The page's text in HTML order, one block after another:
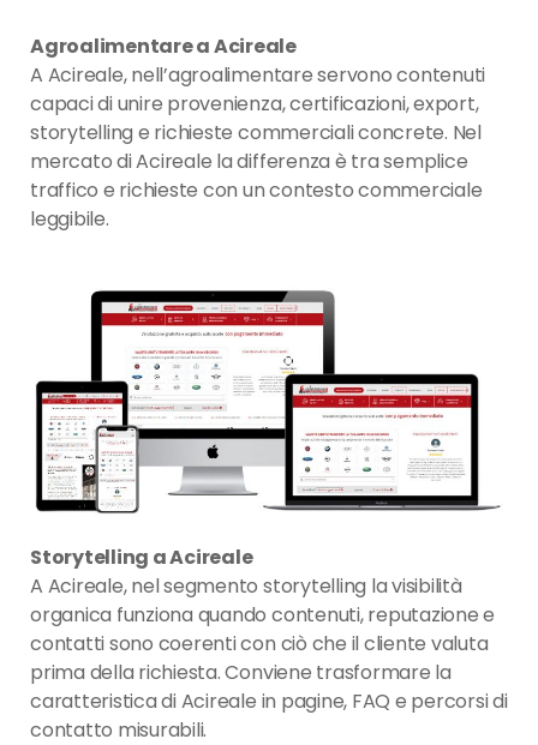
Agroalimentare a Acireale
A Acireale, nell’agroalimentare servono contenuti
capaci di unire provenienza, certificazioni, export,
storytelling e richieste commerciali concrete. Nel
mercato di Acireale la differenza è tra semplice
traffico e richieste con un contesto commerciale
leggibile.
Storytelling a Acireale
A Acireale, nel segmento storytelling la visibilità
organica funziona quando contenuti, reputazione e
contatti sono coerenti con ciò che il cliente valuta
prima della richiesta. Conviene trasformare la
caratteristica di Acireale in pagine, FAQ e percorsi di
contatto misurabili.